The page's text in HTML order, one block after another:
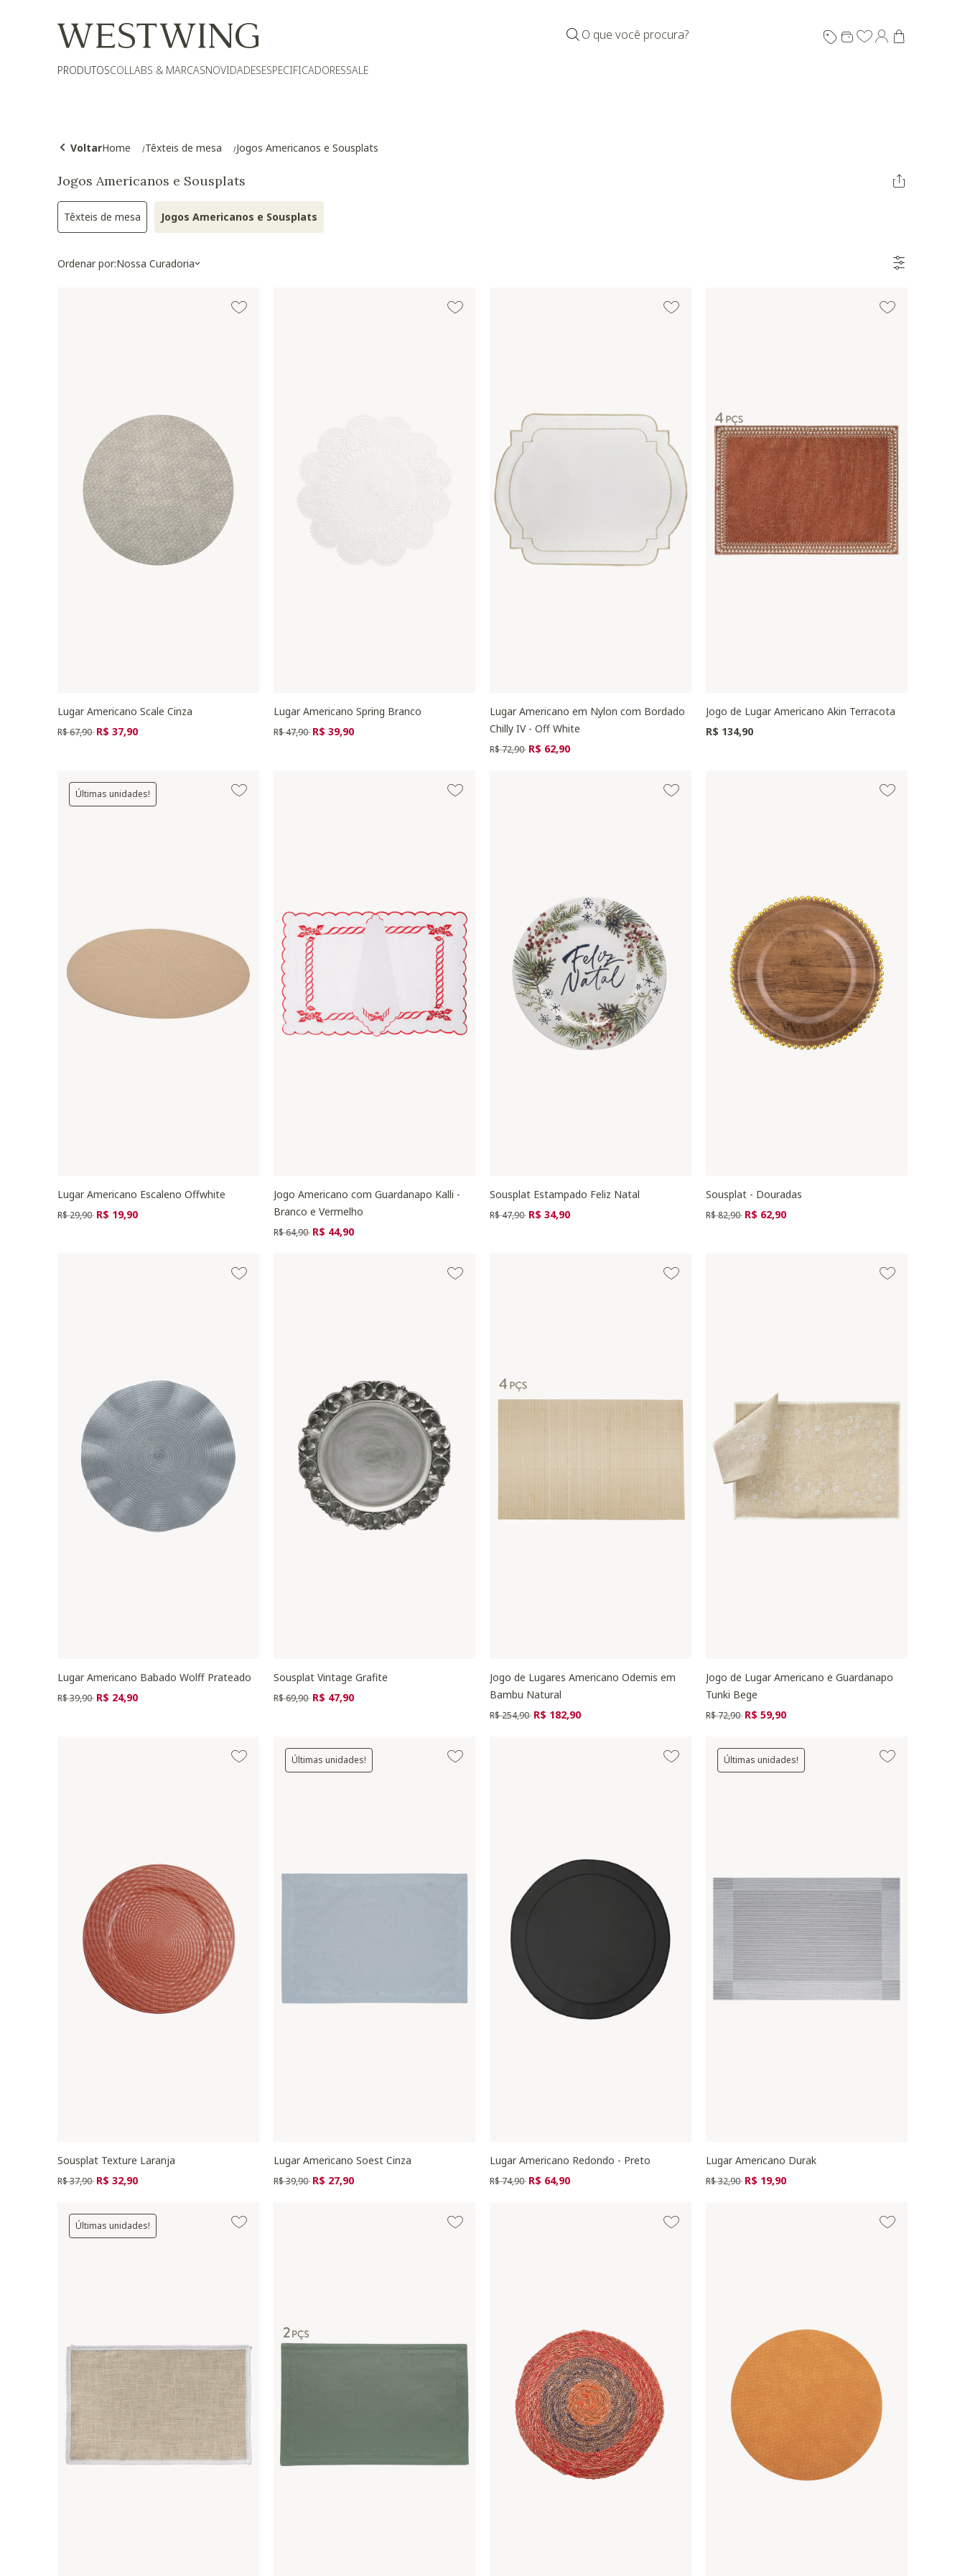
O que você procura?
PRODUTOSCOLLABS & MARCASNOVIDADESESPECIFICADORESSALE
VoltarHome Têxteis de mesa Jogos Americanos e Sousplats
Jogos Americanos e Sousplats
Têxteis de mesaRefinar por Categoria: Têxteis de mesa
Jogos Americanos e SousplatsSelected Atualmente refinado por Categoria: Jogos Americanos e Sousplats
Ordenar por:Nossa Curadoria
Lugar Americano Scale Cinza
Preço reduzido de
R$ 67,90 para
R$ 37,90
Lugar Americano Spring Branco
Preço reduzido de
R$ 47,90 para
R$ 39,90
Lugar Americano em Nylon com Bordado
Chilly IV - Off White
Preço reduzido de
R$ 72,90 para
R$ 62,90
Jogo de Lugar Americano Akin Terracota
R$ 134,90
Últimas unidades!
Lugar Americano Escaleno Offwhite
Preço reduzido de
R$ 29,90 para
R$ 19,90
Jogo Americano com Guardanapo Kalli -
Branco e Vermelho
Preço reduzido de
R$ 64,90 para
R$ 44,90
Sousplat Estampado Feliz Natal
Preço reduzido de
R$ 47,90 para
R$ 34,90
Sousplat - Douradas
Preço reduzido de
R$ 82,90 para
R$ 62,90
Lugar Americano Babado Wolff Prateado
Preço reduzido de
R$ 39,90 para
R$ 24,90
Sousplat Vintage Grafite
Preço reduzido de
R$ 69,90 para
R$ 47,90
Jogo de Lugares Americano Odemis em
Bambu Natural
Preço reduzido de
R$ 254,90 para
R$ 182,90
Jogo de Lugar Americano e Guardanapo
Tunki Bege
Preço reduzido de
R$ 72,90 para
R$ 59,90
Sousplat Texture Laranja
Preço reduzido de
R$ 37,90 para
R$ 32,90
Últimas unidades!
Lugar Americano Soest Cinza
Preço reduzido de
R$ 39,90 para
R$ 27,90
Lugar Americano Redondo - Preto
Preço reduzido de
R$ 74,90 para
R$ 64,90
Últimas unidades!
Lugar Americano Durak
Preço reduzido de
R$ 32,90 para
R$ 19,90
Últimas unidades!